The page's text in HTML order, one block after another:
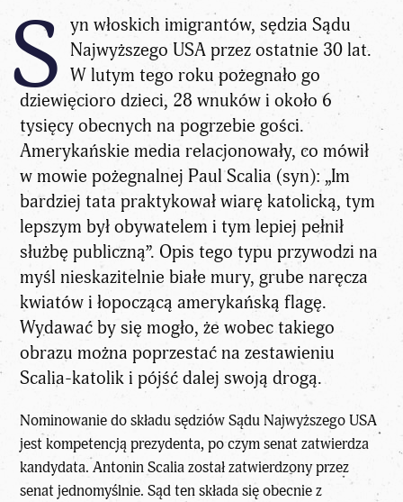
S yn włoskich imigrantów, sędzia Sądu
Najwyższego USA przez ostatnie 30 lat.
W lutym tego roku pożegnało go
dziewięcioro dzieci, 28 wnuków i około 6
tysięcy obecnych na pogrzebie gości.
Amerykańskie media relacjonowały, co mówił
w mowie pożegnalnej Paul Scalia (syn): „Im
bardziej tata praktykował wiarę katolicką, tym
lepszym był obywatelem i tym lepiej pełnił
służbę publiczną”. Opis tego typu przywodzi na
myśl nieskazitelnie białe mury, grube naręcza
kwiatów i łopoczącą amerykańską flagę.
Wydawać by się mogło, że wobec takiego
obrazu można poprzestać na zestawieniu
Scalia-katolik i pójść dalej swoją drogą.
Nominowanie do składu sędziów Sądu Najwyższego USA
jest kompetencją prezydenta, po czym senat zatwierdza
kandydata. Antonin Scalia został zatwierdzony przez
senat jednomyślnie. Sąd ten składa się obecnie z